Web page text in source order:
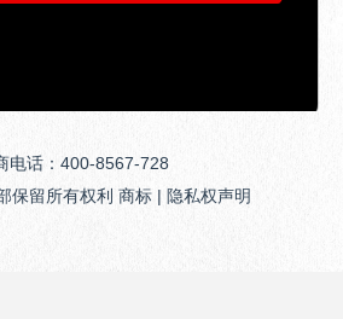
电话：400-8567-728
保留所有权利 商标 | 隐私权声明